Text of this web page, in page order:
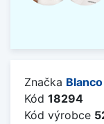
Značka Blanco
Kód 18294
Kód výrobce